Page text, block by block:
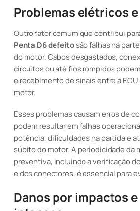
Problemas elétricos
Outro fator comum que contribui
Penta D6 defeitosão falhas na
do motor. Cabos desgastados,
circuitos ou até fios rompidos
e recebimento de sinais entre a
motor.
Esses problemas causam erros de
podem resultar em falhas
potência, dificuldades na partida e
súbito do motor. A periodicidade da
preventiva, incluindo a verificação
e dos conectores, é essencial para
Danos por impactos